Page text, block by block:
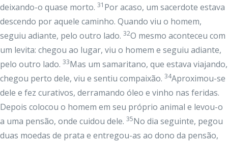
deixando-o quase morto. 31 Por acaso, um sacerdote estava
descendo por aquele caminho. Quando viu o homem,
seguiu adiante, pelo outro lado. 32O mesmo aconteceu com
um levita: chegou ao lugar, viu o homem e seguiu adiante,
pelo outro lado. 33Mas um samaritano, que estava viajando,
chegou perto dele, viu e sentiu compaixão. 34Aproximou-se
dele e fez curativos, derramando óleo e vinho nas feridas.
Depois colocou o homem em seu próprio animal e levou-o
a uma pensão, onde cuidou dele. 35No dia seguinte, pegou
duas moedas de prata e entregou-as ao dono da pensão,